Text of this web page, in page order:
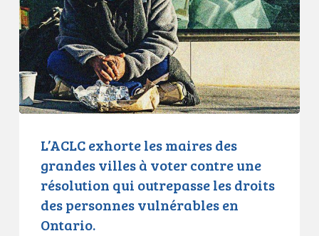
des
grandes
villes
voter
contre
outrepasse
droits
L’ACLC exhorte les maires des
grandes villes à voter contre une
résolution qui outrepasse les droits
des personnes vulnérables en
Ontario.